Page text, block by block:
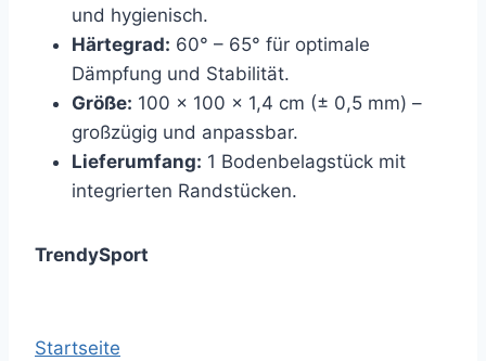
und hygienisch.
Härtegrad: 60° – 65° für optimale
Dämpfung und Stabilität.
Größe: 100 x 100 x 1,4 cm (± 0,5 mm) –
großzügig und anpassbar.
Lieferumfang: 1 Bodenbelagstück mit
integrierten Randstücken.
TrendySport
Startseite